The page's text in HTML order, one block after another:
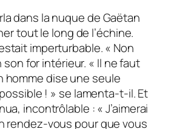
dans la nuque de Gaëtan
tout le long de l’échine.
imperturbable. « Non
for intérieur. « Il ne faut
homme dise une seule
! » se lamenta-t-il. Et
incontrôlable : « J’aimerai
rendez-vous pour que vous